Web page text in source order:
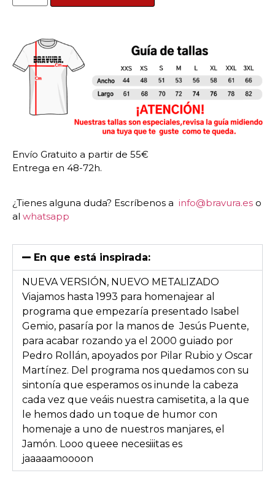
Envío Gratuito a partir de 55€
Entrega en 48-72h.
¿Tienes alguna duda? Escríbenos a info@bravura.es o
al whatsapp
En que está inspirada:
NUEVA VERSIÓN, NUEVO METALIZADO
Viajamos hasta 1993 para homenajear al
programa que empezaría presentado Isabel
Gemio, pasaría por la manos de Jesús Puente,
para acabar rozando ya el 2000 guiado por
Pedro Rollán, apoyados por Pilar Rubio y Oscar
Martínez. Del programa nos quedamos con su
sintonía que esperamos os inunde la cabeza
cada vez que veáis nuestra camisetita, a la que
le hemos dado un toque de humor con
homenaje a uno de nuestros manjares, el
Jamón. Looo queee necesiiitas es
jaaaaamoooon